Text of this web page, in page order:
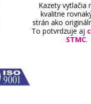
Kazety vytlačia
kvalitne
strán ako
To potvrdzuje aj
STMC.